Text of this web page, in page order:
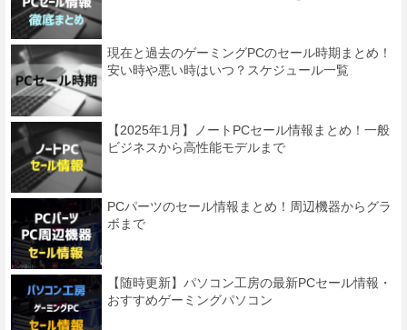
現在と過去のゲーミングPCのセール時期まとめ！
安い時や悪い時はいつ？スケジュール一覧
【2025年1月】ノートPCセール情報まとめ！一般
ビジネスから高性能モデルまで
PCパーツのセール情報まとめ！周辺機器からグラ
ボまで
【随時更新】パソコン工房の最新PCセール情報・
おすすめゲーミングパソコン